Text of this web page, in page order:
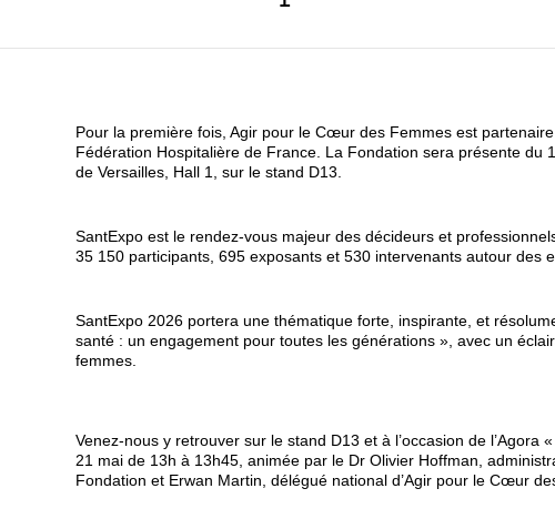
Pour la première fois, Agir pour le Cœur des Femmes est
Fédération Hospitalière de France. La Fondation sera présente du
de Versailles, Hall 1, sur le stand D13.
SantExpo est le rendez-vous majeur des décideurs et
35 150 participants, 695 exposants et 530 intervenants autour des
SantExpo 2026 portera une thématique forte, inspirante, et
santé : un engagement pour toutes les générations », avec un
femmes.
Venez-nous y retrouver sur le stand D13 et à l’occasion de l’Agora
21 mai de 13h à 13h45, animée par le Dr Olivier Hoffman,
Fondation et Erwan Martin, délégué national d’Agir pour le Cœur